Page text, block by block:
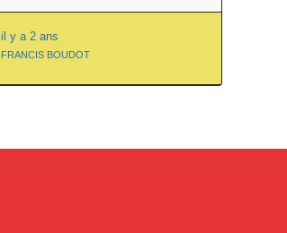
il y a 2 ans
FRANCIS BOUDOT